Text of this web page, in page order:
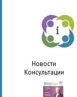
Новости
Консультации